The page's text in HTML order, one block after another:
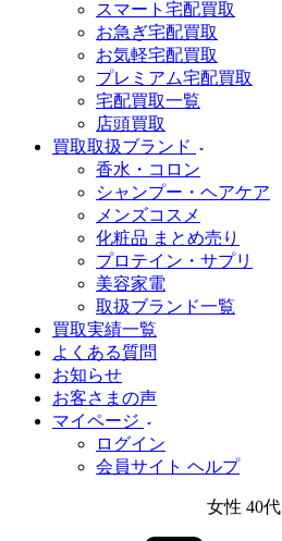
スマート宅配買取
お急ぎ宅配買取
お気軽宅配買取
プレミアム宅配買取
宅配買取一覧
店頭買取
買取取扱ブランド
香水・コロン
シャンプー・ヘアケア
メンズコスメ
化粧品 まとめ売り
プロテイン・サプリ
美容家電
取扱ブランド一覧
買取実績一覧
よくある質問
お知らせ
お客さまの声
マイページ
ログイン
会員サイト ヘルプ
女性 40代